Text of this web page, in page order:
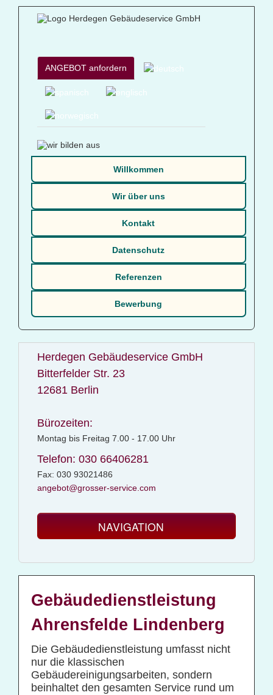
ANGEBOT anfordern
Willkommen
Wir über uns
Kontakt
Datenschutz
Referenzen
Bewerbung
Herdegen Gebäudeservice GmbH
Bitterfelder Str. 23
12681 Berlin
Bürozeiten:
Montag bis Freitag 7.00 - 17.00 Uhr
Telefon: 030 66406281
Fax: 030 93021486
angebot@grosser-service.com
NAVIGATION
Baucontainerreinigung
Baureinigung
Fassadenreinigung und Denkmalpflege
Fensterreinigung
Gebäudedienstleistung
Ahrensfelde Lindenberg
Die Gebäudedienstleistung umfasst nicht
nur die klassischen
Gebäudereinigungsarbeiten, sondern
beinhaltet den gesamten Service rund um